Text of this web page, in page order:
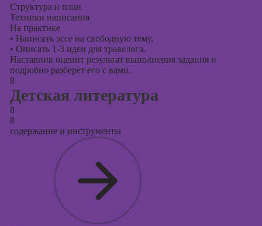
Структура и план
Техники написания
На практике
• Написать эссе на свободную тему.
• Описать 1-3 идеи для травелога.
Наставник оценит результат выполнения задания и
подробно разберет его с вами.
8
Детская литература
8
8
содержание и инструменты